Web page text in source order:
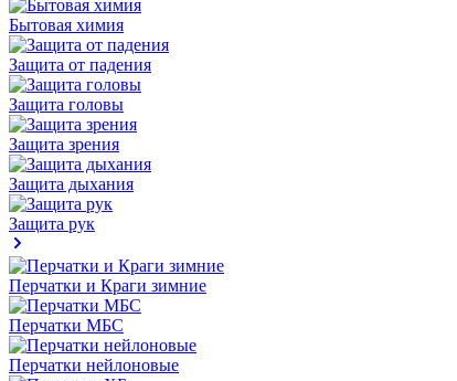
Бытовая химия
Защита от падения
Защита головы
Защита зрения
Защита дыхания
Защита рук
Перчатки и Краги зимние
Перчатки МБС
Перчатки нейлоновые